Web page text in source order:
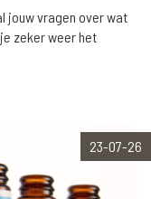
jouw vragen over wat
zeker weer het
23-07-26